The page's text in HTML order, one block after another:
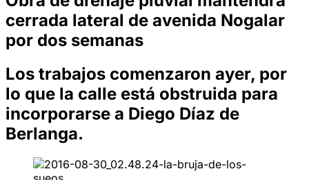
cerrada lateral de avenida Nogalar
por dos semanas
Los trabajos comenzaron ayer, por
lo que la calle está obstruida para
incorporarse a Diego Díaz de
Berlanga.